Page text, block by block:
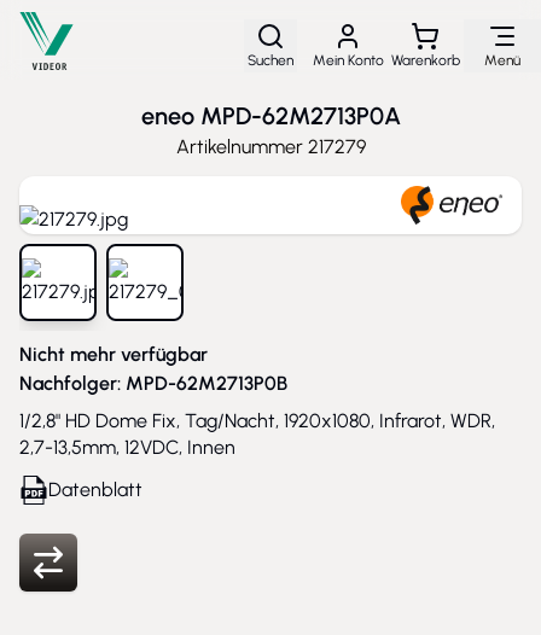
Direkt zum Inhalt
Suchen Mein Konto Warenkorb Menü
eneo MPD-62M2713P0A
Artikelnummer 217279
Nicht mehr verfügbar
Nachfolger: MPD-62M2713P0B
1/2,8" HD Dome Fix, Tag/Nacht, 1920x1080, Infrarot, WDR,
2,7-13,5mm, 12VDC, Innen
Datenblatt
View larger image